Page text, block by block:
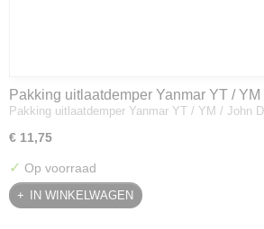
Pakking uitlaatdemper Yanmar YT /
128300-13230
Pakking uitlaatdemper Yanmar YT / YM / John
€ 11,75
✓ Op voorraad
IN WINKELWAGEN